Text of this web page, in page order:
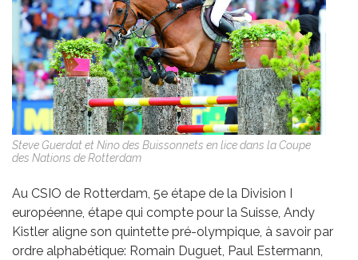
Steve Guerdat et Nino des Buissonnets en lice dans la Coupe
des Nations de Rotterdam
Au CSIO de Rotterdam, 5e étape de la Division I
européenne, étape qui compte pour la Suisse, Andy
Kistler aligne son quintette pré-olympique, à savoir par
ordre alphabétique: Romain Duguet, Paul Estermann,